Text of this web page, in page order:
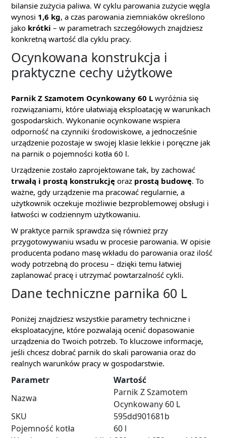
bilansie zużycia paliwa. W cyklu parowania zużycie węgla
wynosi 1,6 kg, a czas parowania ziemniaków określono
jako krótki – w parametrach szczegółowych znajdziesz
konkretną wartość dla cyklu pracy.
Ocynkowana konstrukcja i
praktyczne cechy użytkowe
Parnik Z Szamotem Ocynkowany 60 L wyróżnia się
rozwiązaniami, które ułatwiają eksploatację w warunkach
gospodarskich. Wykonanie ocynkowane wspiera
odporność na czynniki środowiskowe, a jednocześnie
urządzenie pozostaje w swojej klasie lekkie i poręczne jak
na parnik o pojemności kotła 60 l.
Urządzenie zostało zaprojektowane tak, by zachować
trwałą i prostą konstrukcję oraz prostą budowę. To
ważne, gdy urządzenie ma pracować regularnie, a
użytkownik oczekuje możliwie bezproblemowej obsługi i
łatwości w codziennym użytkowaniu.
W praktyce parnik sprawdza się również przy
przygotowywaniu wsadu w procesie parowania. W opisie
producenta podano masę wkładu do parowania oraz ilość
wody potrzebną do procesu – dzięki temu łatwiej
zaplanować pracę i utrzymać powtarzalność cykli.
Dane techniczne parnika 60 L
Poniżej znajdziesz wszystkie parametry techniczne i
eksploatacyjne, które pozwalają ocenić dopasowanie
urządzenia do Twoich potrzeb. To kluczowe informacje,
jeśli chcesz dobrać parnik do skali parowania oraz do
realnych warunków pracy w gospodarstwie.
Parametr
Wartość
Nazwa
Parnik Z Szamotem
Ocynkowany 60 L
SKU
595dd901681b
Pojemność kotła
60 l